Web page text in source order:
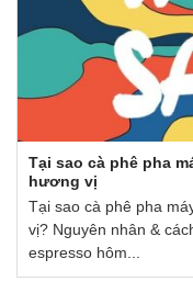
Tại sao cà phê pha
hương vị
Tại sao cà phê pha
vị? Nguyên nhân &
espresso hôm...